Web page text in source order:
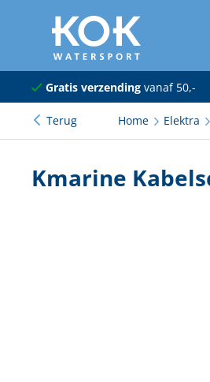
naar hoofdinhoudNavigatie
Dekuitrusting
Gratis verzendingvanaf 50,-
Terug Home Elektra
Kmarine